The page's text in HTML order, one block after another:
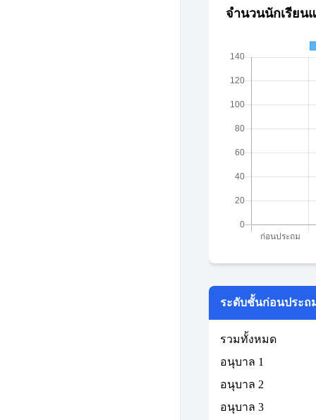
จำนวนนักเรียน
ระดับชั้นก่อนประถ
รวมทั้งหมด
อนุบาล 1
อนุบาล 2
อนุบาล 3